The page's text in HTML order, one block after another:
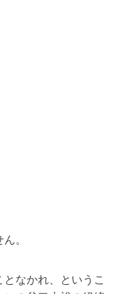
。
なかれ、というこ